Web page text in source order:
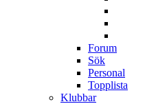
Forum
Sök
Personal
Topplista
Klubbar